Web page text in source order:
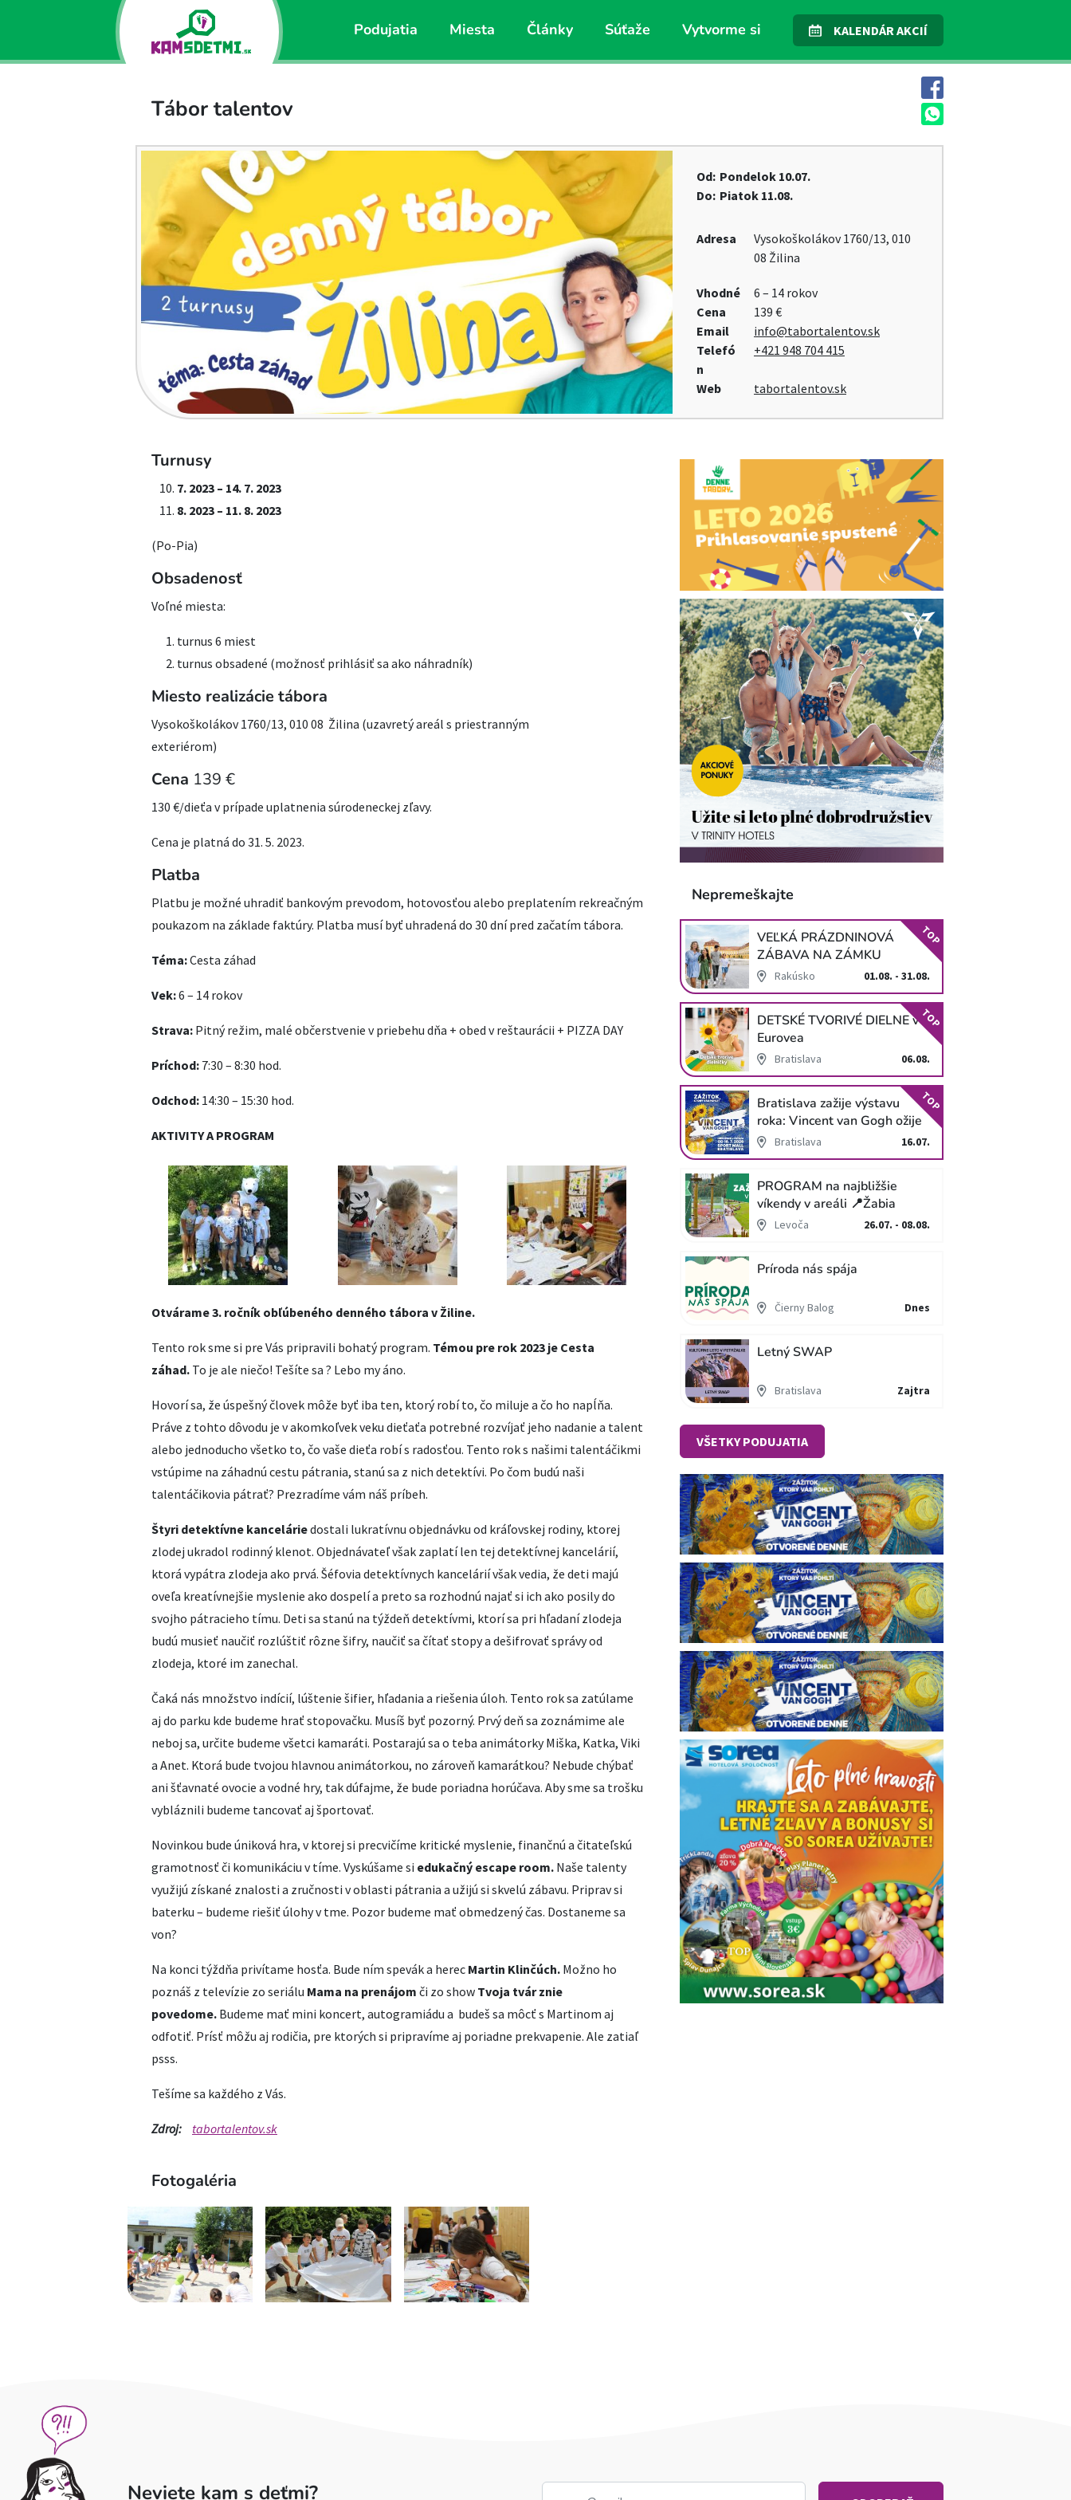
Podujatia Miesta Články Súťaže Vytvorme si KALENDÁR AKCIÍ
Tábor talentov
Od: Pondelok10.07.
Do: Piatok11.08.
Adresa
Vysokoškolákov 1760/13, 010
08 Žilina
Vhodné
6 – 14 rokov
Cena
139 €
Email
info@tabortalentov.sk
Telefó
n
+421 948 704 415
Web tabortalentov.sk
Turnusy
7. 2023 – 14. 7. 2023
8. 2023 – 11. 8. 2023
(Po-Pia)
Obsadenosť
Voľné miesta:
turnus 6 miest
turnus obsadené (možnosť prihlásiť sa ako náhradník)
Miesto realizácie tábora
Vysokoškolákov 1760/13, 010 08 Žilina (uzavretý areál s priestranným
exteriérom)
Cena 139 €
130 €/dieťa v prípade uplatnenia súrodeneckej zľavy.
Cena je platná do 31. 5. 2023.
Platba
Platbu je možné uhradiť bankovým prevodom, hotovosťou alebo preplatením rekreačným
poukazom na základe faktúry. Platba musí byť uhradená do 30 dní pred začatím tábora.
Téma:Cesta záhad
Vek:6 – 14 rokov
Strava: Pitný režim, malé občerstvenie v priebehu dňa + obed v reštaurácii + PIZZA DAY
Príchod: 7:30 – 8:30 hod.
Odchod: 14:30 – 15:30 hod.
AKTIVITY A PROGRAM
Otvárame 3. ročník obľúbeného denného tábora v Žiline.
Tento rok sme si pre Vás pripravili bohatý program. Témou pre rok 2023 je Cesta
záhad. To je ale niečo! Tešíte sa ? Lebo my áno.
Hovorí sa, že úspešný človek môže byť iba ten, ktorý robí to, čo miluje a čo ho napĺňa.
Práve z tohto dôvodu je v akomkoľvek veku dieťaťa potrebné rozvíjať jeho nadanie a talent
alebo jednoducho všetko to, čo vaše dieťa robí s radosťou. Tento rok s našimi talentáčikmi
vstúpime na záhadnú cestu pátrania, stanú sa z nich detektívi. Po čom budú naši
talentáčikovia pátrať? Prezradíme vám náš príbeh.
Štyri detektívne kanceláriedostali lukratívnu objednávku od kráľovskej rodiny, ktorej
zlodej ukradol rodinný klenot. Objednávateľ však zaplatí len tej detektívnej kancelárií,
ktorá vypátra zlodeja ako prvá. Šéfovia detektívnych kancelárií však vedia, že deti majú
oveľa kreatívnejšie myslenie ako dospelí a preto sa rozhodnú najať si ich ako posily do
svojho pátracieho tímu. Deti sa stanú na týždeň detektívmi, ktorí sa pri hľadaní zlodeja
budú musieť naučiť rozlúštiť rôzne šifry, naučiť sa čítať stopy a dešifrovať správy od
zlodeja, ktoré im zanechal.
Čaká nás množstvo indícií, lúštenie šifier, hľadania a riešenia úloh. Tento rok sa zatúlame
aj do parku kde budeme hrať stopovačku. Musíš byť pozorný. Prvý deň sa zoznámime ale
neboj sa, určite budeme všetci kamaráti. Postarajú sa o teba animátorky Miška, Katka, Viki
a Anet. Ktorá bude tvojou hlavnou animátorkou, no zároveň kamarátkou? Nebude chýbať
ani šťavnaté ovocie a vodné hry, tak dúfajme, že bude poriadna horúčava. Aby sme sa trošku
vybláznili budeme tancovať aj športovať.
Novinkou bude úniková hra, v ktorej si precvičíme kritické myslenie, finančnú a čitateľskú
gramotnosť či komunikáciu v tíme. Vyskúšame si edukačný escape room. Naše talenty
využijú získané znalosti a zručnosti v oblasti pátrania a užijú si skvelú zábavu. Priprav si
baterku – budeme riešiť úlohy v tme. Pozor budeme mať obmedzený čas. Dostaneme sa
von?
Na konci týždňa privítame hosťa. Bude ním spevák a herec Martin Klinčúch. Možno ho
poznáš z televízie zo seriálu Mama na prenájom či zo show Tvoja tvár znie
povedome. Budeme mať mini koncert, autogramiádu a budeš sa môcť s Martinom aj
odfotiť. Prísť môžu aj rodičia, pre ktorých si pripravíme aj poriadne prekvapenie. Ale zatiaľ
psss.
Tešíme sa každého z Vás.
Zdroj: tabortalentov.sk
Fotogaléria
Nepremeškajte
VEĽKÁ PRÁZDNINOVÁ
ZÁBAVA NA ZÁMKU
SCHLOSS HOF
Rakúsko 01.08. - 31.08.
TOP
DETSKÉ TVORIVÉ DIELNE v
Eurovea
Bratislava 06.08.
TOP
Bratislava zažije výstavu
roka: Vincent van Gogh ožije
v unikátnej imerzívnej šou!
Bratislava 16.07.
TOP
PROGRAM na najbližšie
víkendy v areáli 📍Žabia
cestaLevoča 26.07. - 08.08.
Príroda nás spája
Čierny Balog Dnes
Letný SWAP
Bratislava Zajtra
VŠETKY PODUJATIA
Neviete kam s deťmi?